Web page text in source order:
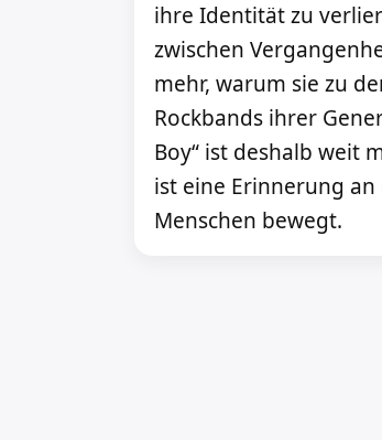
ihre Identität zu
zwischen
mehr, warum sie zu
Rockbands ihrer
Boy“ ist deshalb weit
ist eine Erinnerung
Menschen bewegt.